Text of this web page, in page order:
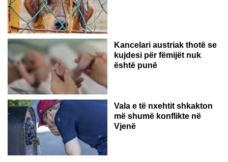
Kancelari austriak thotë se
kujdesi për fëmijët nuk
është punë
Vala e të nxehtit shkakton
më shumë konflikte në
Vjenë